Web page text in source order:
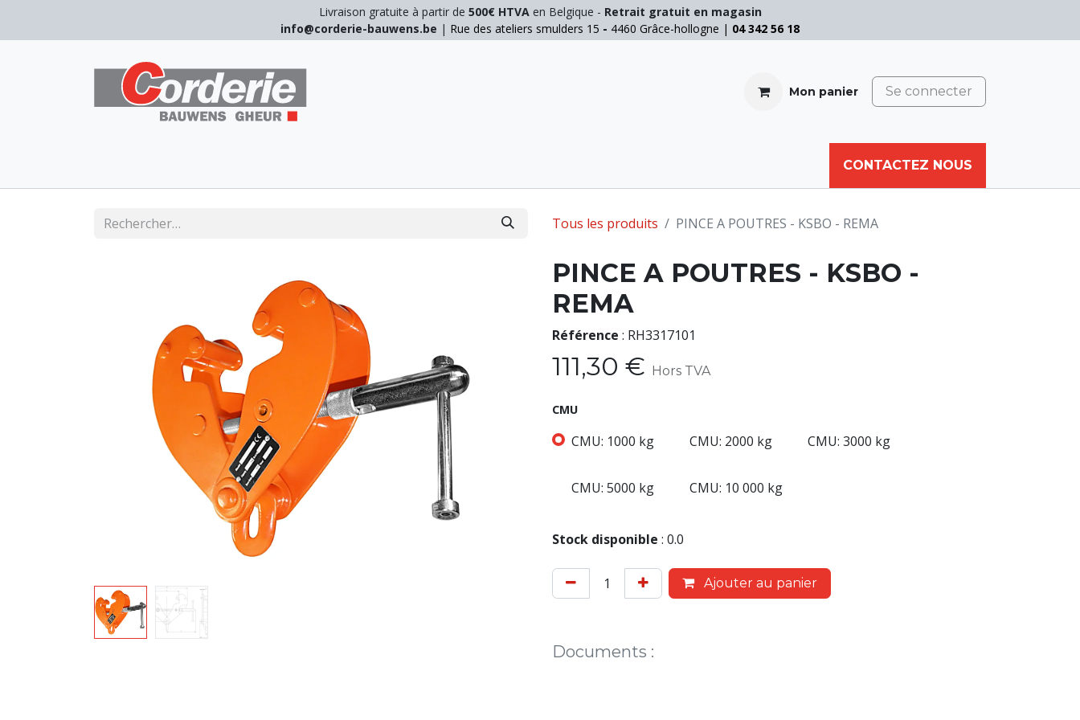
Livraison gratuite à partir de 500€ HTVAen Belgique - Retrait gratuit en magasin
info@corderie-bauwens.be | Rue des ateliers smulders 15 - 4460 Grâce-hollogne | 04 342 56 18
Mon panier Se connecter
CORDE AUTRES
CONTACTEZ NOUS
Tous les produits PINCE A POUTRES - KSBO - REMA
PINCE A POUTRES - KSBO -
REMA
Référence : RH3317101
111,30 € Hors TVA
CMU
CMU: 1000 kg CMU: 2000 kg CMU: 3000 kg
CMU: 5000 kg CMU: 10 000 kg
Stock disponible : 0.0
Ajouter au panier
Documents :